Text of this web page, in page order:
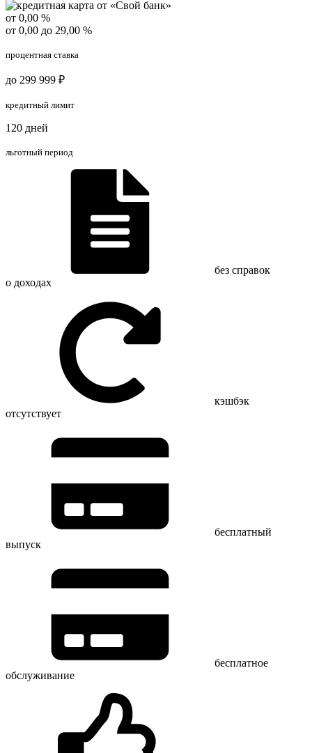
от 0,00 %
от 0,00 до 29,00 %
процентная ставка
до 299 999 ₽
кредитный лимит
120 дней
льготный период
без справок
о доходах
кэшбэк
отсутствует
бесплатный
выпуск
бесплатное
обслуживание